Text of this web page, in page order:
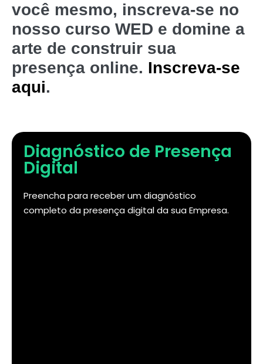
você mesmo, inscreva-se no
nosso curso WED e domine a
arte de construir sua
presença online. Inscreva-se
aqui.
Diagnóstico de Presença
Digital
Preencha para receber um diagnóstico
completo da presença digital da sua Empresa.